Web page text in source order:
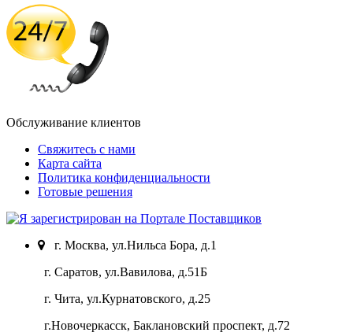
Обслуживание клиентов
Свяжитесь с нами
Карта сайта
Политика конфиденциальности
Готовые решения
г. Москва, ул.Нильса Бора, д.1
г. Саратов, ул.Вавилова, д.51Б
г. Чита, ул.Курнатовского, д.25
г.Новочеркасск, Баклановский проспект, д.72